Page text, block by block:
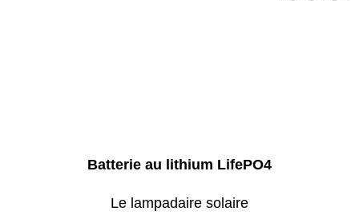
Batterie au lithium LifePO4
Le lampadaire solaire